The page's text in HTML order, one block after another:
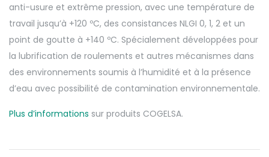
anti-usure et extrême pression, avec une température de
travail jusqu’à +120 ºC, des consistances NLGI 0, 1, 2 et un
point de goutte à +140 ºC. Spécialement développées pour
la lubrification de roulements et autres mécanismes dans
des environnements soumis à l’humidité et à la présence
d’eau avec possibilité de contamination environnementale.
Plus d’informations sur produits COGELSA.